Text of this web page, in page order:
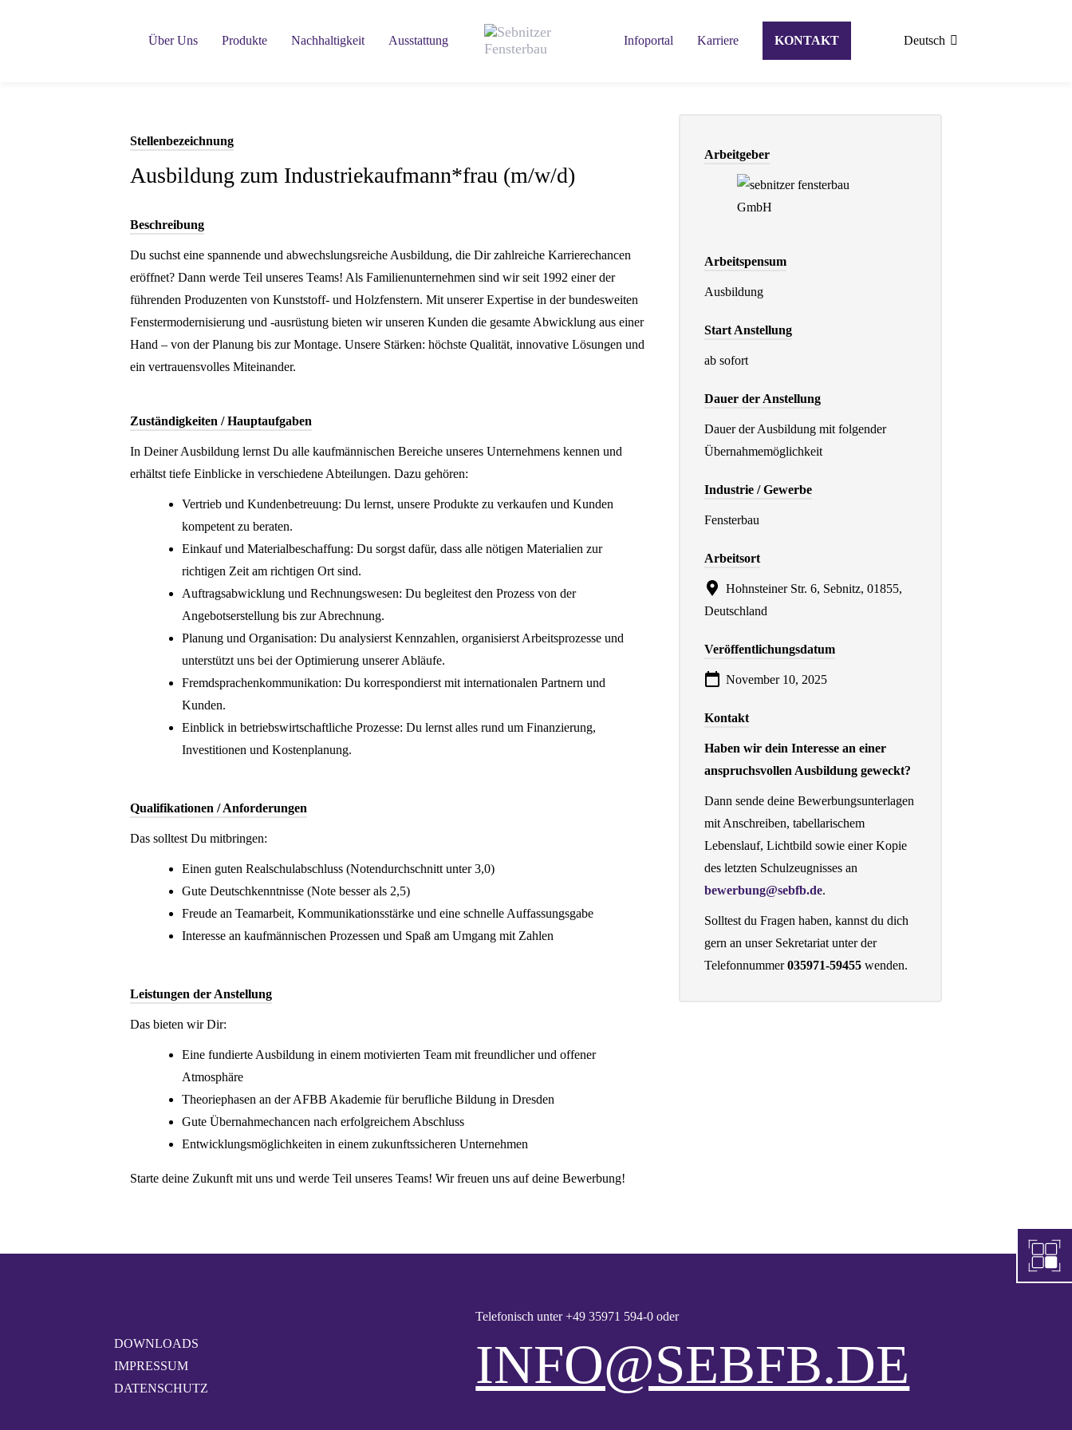
Über Uns Produkte Nachhaltigkeit Ausstattung Infoportal Karriere KONTAKT Deutsch
Stellenbezeichnung
Ausbildung zum Industriekaufmann*frau (m/w/d)
Beschreibung
Du suchst eine spannende und abwechslungsreiche Ausbildung, die Dir zahlreiche Karrierechancen
eröffnet? Dann werde Teil unseres Teams! Als Familienunternehmen sind wir seit 1992 einer der
führenden Produzenten von Kunststoff- und Holzfenstern. Mit unserer Expertise in der bundesweiten
Fenstermodernisierung und -ausrüstung bieten wir unseren Kunden die gesamte Abwicklung aus einer
Hand – von der Planung bis zur Montage. Unsere Stärken: höchste Qualität, innovative Lösungen und
ein vertrauensvolles Miteinander.
Zuständigkeiten / Hauptaufgaben
In Deiner Ausbildung lernst Du alle kaufmännischen Bereiche unseres Unternehmens kennen und
erhältst tiefe Einblicke in verschiedene Abteilungen. Dazu gehören:
Vertrieb und Kundenbetreuung: Du lernst, unsere Produkte zu verkaufen und Kunden
kompetent zu beraten.
Einkauf und Materialbeschaffung: Du sorgst dafür, dass alle nötigen Materialien zur
richtigen Zeit am richtigen Ort sind.
Auftragsabwicklung und Rechnungswesen: Du begleitest den Prozess von der
Angebotserstellung bis zur Abrechnung.
Planung und Organisation: Du analysierst Kennzahlen, organisierst Arbeitsprozesse und
unterstützt uns bei der Optimierung unserer Abläufe.
Fremdsprachenkommunikation: Du korrespondierst mit internationalen Partnern und
Kunden.
Einblick in betriebswirtschaftliche Prozesse: Du lernst alles rund um Finanzierung,
Investitionen und Kostenplanung.
Qualifikationen / Anforderungen
Das solltest Du mitbringen:
Einen guten Realschulabschluss (Notendurchschnitt unter 3,0)
Gute Deutschkenntnisse (Note besser als 2,5)
Freude an Teamarbeit, Kommunikationsstärke und eine schnelle Auffassungsgabe
Interesse an kaufmännischen Prozessen und Spaß am Umgang mit Zahlen
Leistungen der Anstellung
Das bieten wir Dir:
Eine fundierte Ausbildung in einem motivierten Team mit freundlicher und offener
Atmosphäre
Theoriephasen an der AFBB Akademie für berufliche Bildung in Dresden
Gute Übernahmechancen nach erfolgreichem Abschluss
Entwicklungsmöglichkeiten in einem zukunftssicheren Unternehmen
Starte deine Zukunft mit uns und werde Teil unseres Teams! Wir freuen uns auf deine Bewerbung!
Arbeitgeber
Arbeitspensum
Ausbildung
Start Anstellung
ab sofort
Dauer der Anstellung
Dauer der Ausbildung mit folgender
Übernahmemöglichkeit
Industrie / Gewerbe
Fensterbau
Arbeitsort
Hohnsteiner Str. 6, Sebnitz, 01855,
Deutschland
Veröffentlichungsdatum
November 10, 2025
Kontakt
Haben wir dein Interesse an einer
anspruchsvollen Ausbildung geweckt?
Dann sende deine Bewerbungsunterlagen
mit Anschreiben, tabellarischem
Lebenslauf, Lichtbild sowie einer Kopie
des letzten Schulzeugnisses an
bewerbung@sebfb.de.
Solltest du Fragen haben, kannst du dich
gern an unser Sekretariat unter der
Telefonnummer035971-59455wenden.
DOWNLOADS
IMPRESSUM
DATENSCHUTZ
Telefonisch unter+49 35971 594-0 oder
INFO@SEBFB.DE